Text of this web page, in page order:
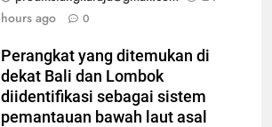
hours ago
0
Perangkat yang ditemukan di
dekat Bali dan Lombok
diidentifikasi sebagai sistem
pemantauan bawah laut asal